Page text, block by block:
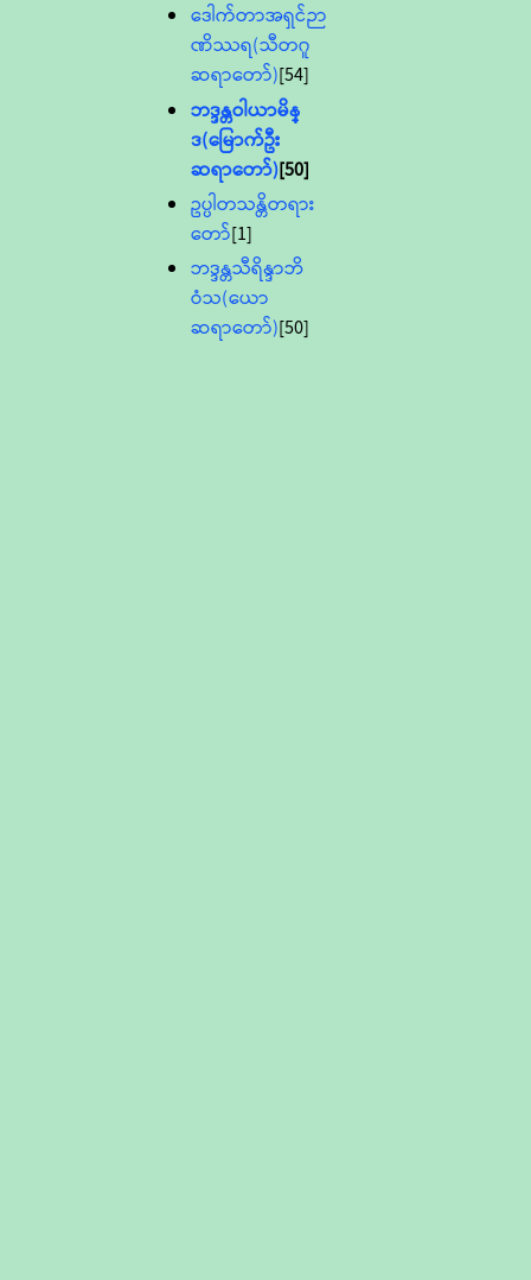
ဒေါက်တာအရှင်ဉာ
ဏိဿရ(သီတဂူ
ဆရာတော်)[54]
ဘဒ္ဒန္တဝါယာမိန္
ဒ(မြောက်ဦး
ဆရာတော်)[50]
ဥပ္ပါတသန္တိတရား
တော်[1]
ဘဒ္ဒန္တသီရိန္ဒာဘိ
ဝံသ(ယော
ဆရာတော်)[50]